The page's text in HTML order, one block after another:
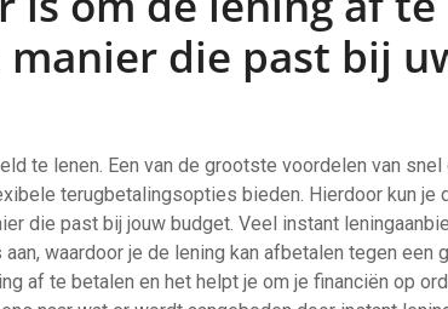
die past bij
te lenen. Een van de grootste voordelen van
terugbetalingsopties bieden. Hierdoor kun je
die past bij jouw budget. Veel instant
waardoor je de lening kan afbetalen tegen een
af te betalen en het helpt je om je financiën op